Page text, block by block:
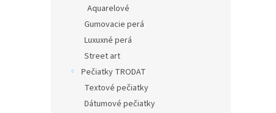
Aquarelové
Gumovacie perá
Luxuxné perá
Street art
Pečiatky TRODAT
Textové pečiatky
Dátumové pečiatky